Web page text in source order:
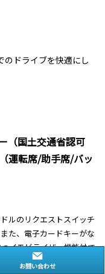
のドライブを快適にし
（国土交通省認可
運転席/助手席/バッ
ルのリクエストスイッチ
た、電子カードキーがな
イモビライザー機能付で
と、メーター内表示でお
お問い合わせ